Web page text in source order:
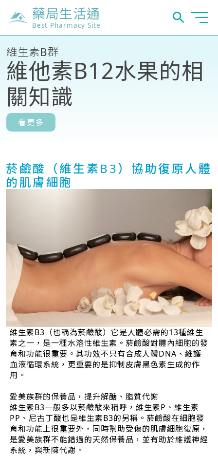
藥局生活通
Best Pharmacy Site
維生素B群
維他素B12水果的相
關知識
看更多
菸鹼酸（維生素B3）協助復原人體
的肌膚細胞
維生素B3（也稱為菸鹼酸）它是人體必需的13種維生
素之一，是一種水溶性維生素。菸鹼酸對體內細胞的發
育和功能很重要。其功效不只有合成人體DNA、維護
血液循環系統，更重要的是抑制皮膚黑色素生成的作
用。
愛美族群的保養品，提升解醣、脂質代謝
維生素B3一般多以菸鹼酸來稱呼，維生素P、維生素
PP、尼古丁酸也是維生素B3的另稱。菸鹼酸在細胞發
育和功能上很重要外，同時幫助受傷的肌膚細胞復原，
是愛美族群不能錯過的天然保養品，並有助於維護神經
系統，與新陳代謝。